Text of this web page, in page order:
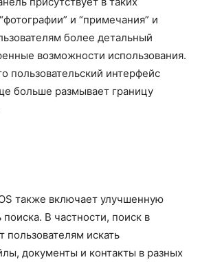
и “примечания” и
более детальный
возможности использования.
пользовательский интерфейс
больше размывает границу
также включает улучшенную
В частности, поиск в
пользователям искать
документы и контакты в разных